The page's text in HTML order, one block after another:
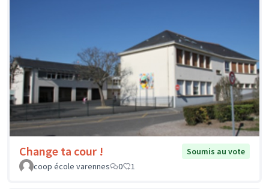
Change ta cour !
Soumis au vote
coop école varennes
0 1